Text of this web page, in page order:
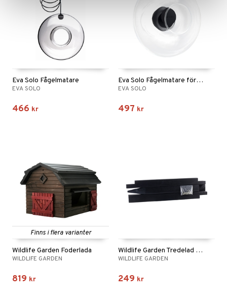
Eva Solo Fågelmatare
EVA SOLO
466 kr
Eva Solo Fågelmatare för fönster liten
EVA SOLO
497 kr
Finns i flera varianter
Wildlife Garden Foderlada
WILDLIFE GARDEN
819 kr
Wildlife Garden Tredelad stolpe svart
WILDLIFE GARDEN
249 kr